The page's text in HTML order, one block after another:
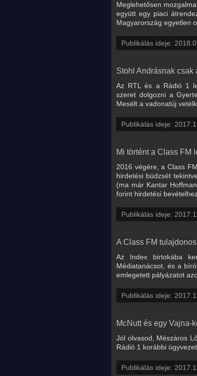
Meglehetősen
együtt egy piaci
Magyarország egyetlen
Publikálás ideje:
Stohl Andrásnak csak
Az RTL és a Rádió 1
szeret dolgozni a
Mesélt a vadonatúj
Publikálás ideje:
Mi történt a Class FM
2016 végére, a Class
hirdetési büdzsét
(ma már Kantar
forint hirdetési
Publikálás ideje:
A Class FM
Az Index birtokába
Médiatanácsot, és a
emlegetett pályázatot
Publikálás ideje:
McNutt és egy Vajna-
Jól olvasod, Mészáros
Rádió 1 korábbi
Publikálás ideje: